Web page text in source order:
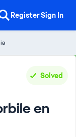
RegisterSign In
Solved
en